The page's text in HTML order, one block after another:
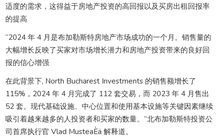
适度的需求，这得益于房地产投资的高回报以及买房出租回报率
的提高
“2024 年 4 月是布加勒斯特房地产市场成功的一个月。销售量的
大幅增长反映了买家对市场增长潜力和房地产投资带来的良好回
报的信心增强
在此背景下, North Bucharest Investments 的销售额增长了
115%，2024 年 4 月完成了 112 套交易，而 2023 年 4 月售出
52 套。现代基础设施、中心位置和使用基本设施等关键因素继续
吸引着越来越多的人投资者和买家的数量。”北布加勒斯特投资公
司首席执行官 Vlad MusteaÈä 解释道。